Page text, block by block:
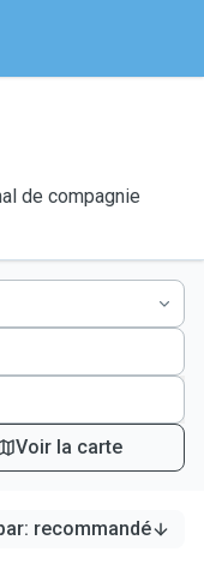
de compagnie
Voir la carte
: recommandé